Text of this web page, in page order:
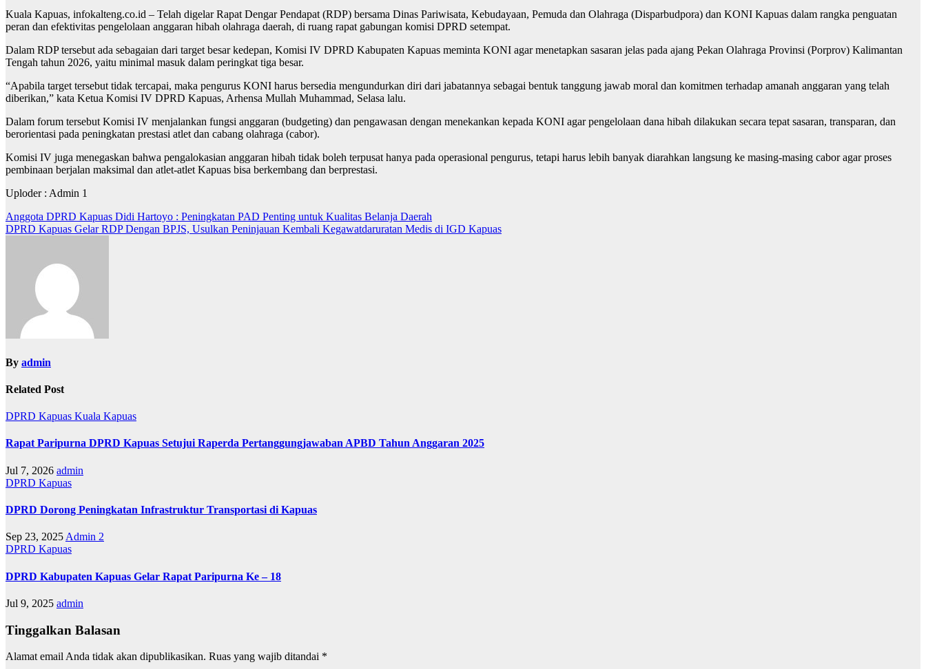
Kuala Kapuas, infokalteng.co.id – Telah digelar Rapat Dengar Pendapat (RDP) bersama Dinas Pariwisata, Kebudayaan, Pemuda dan Olahraga (Disparbudpora) dan KONI Kapuas dalam rangka penguatan
peran dan efektivitas pengelolaan anggaran hibah olahraga daerah, di ruang rapat gabungan komisi DPRD setempat.
Dalam RDP tersebut ada sebagaian dari target besar kedepan, Komisi IV DPRD Kabupaten Kapuas meminta KONI agar menetapkan sasaran jelas pada ajang Pekan Olahraga Provinsi (Porprov) Kalimantan
Tengah tahun 2026, yaitu minimal masuk dalam peringkat tiga besar.
“Apabila target tersebut tidak tercapai, maka pengurus KONI harus bersedia mengundurkan diri dari jabatannya sebagai bentuk tanggung jawab moral dan komitmen terhadap amanah anggaran yang telah
diberikan,” kata Ketua Komisi IV DPRD Kapuas, Arhensa Mullah Muhammad, Selasa lalu.
Dalam forum tersebut Komisi IV menjalankan fungsi anggaran (budgeting) dan pengawasan dengan menekankan kepada KONI agar pengelolaan dana hibah dilakukan secara tepat sasaran, transparan, dan
berorientasi pada peningkatan prestasi atlet dan cabang olahraga (cabor).
Komisi IV juga menegaskan bahwa pengalokasian anggaran hibah tidak boleh terpusat hanya pada operasional pengurus, tetapi harus lebih banyak diarahkan langsung ke masing-masing cabor agar proses
pembinaan berjalan maksimal dan atlet-atlet Kapuas bisa berkembang dan berprestasi.
Uploder : Admin 1
Navigasi
pos
Anggota DPRD Kapuas Didi Hartoyo : Peningkatan PAD Penting untuk Kualitas Belanja Daerah
DPRD Kapuas Gelar RDP Dengan BPJS, Usulkan Peninjauan Kembali Kegawatdaruratan Medis di IGD Kapuas
By admin
Related Post
DPRD Kapuas Kuala Kapuas
Rapat Paripurna DPRD Kapuas Setujui Raperda Pertanggungjawaban APBD Tahun Anggaran 2025
Jul 7, 2026 admin
DPRD Kapuas
DPRD Dorong Peningkatan Infrastruktur Transportasi di Kapuas
Sep 23, 2025 Admin 2
DPRD Kapuas
DPRD Kabupaten Kapuas Gelar Rapat Paripurna Ke – 18
Jul 9, 2025 admin
Tinggalkan Balasan
Alamat email Anda tidak akan dipublikasikan. Ruas yang wajib ditandai *